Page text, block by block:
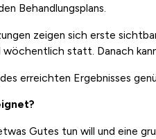
Behandlungsplans.
zeigen sich erste
wöchentlich statt. Danach
erreichten Ergebnisses
Gutes tun will und eine